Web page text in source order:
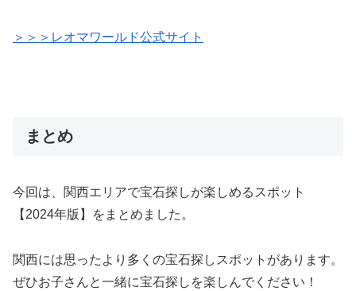
＞＞＞レオマワールド公式サイト
まとめ
今回は、関西エリアで宝石探しが楽しめるスポット
【2024年版】をまとめました。
関西には思ったより多くの宝石探しスポットがあります。
ぜひお子さんと一緒に宝石探しを楽しんでください！